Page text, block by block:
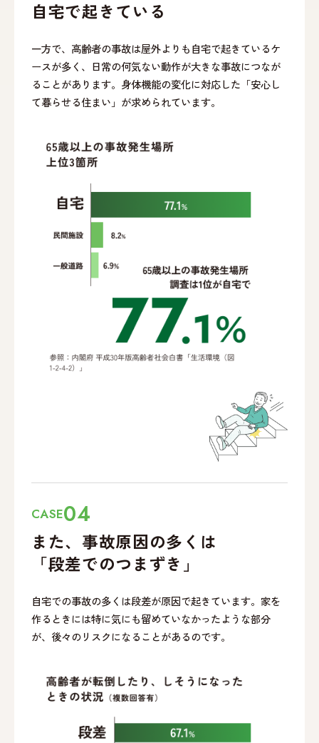
自宅で起きている
一方で、高齢者の事故は屋外よりも自宅で起きているケ
ースが多く、日常の何気ない動作が大きな事故につなが
ることがあります。身体機能の変化に対応した「安心し
て暮らせる住まい」が求められています。
CASE04
また、事故原因の多くは
「段差でのつまずき」
自宅での事故の多くは段差が原因で起きています。家を
作るときには特に気にも留めていなかったような部分
が、後々のリスクになることがあるのです。